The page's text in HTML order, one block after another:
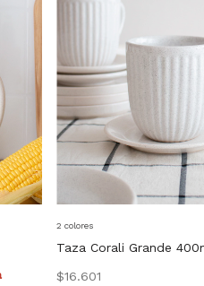
Taza Corali Grande
$16.601
2 colores